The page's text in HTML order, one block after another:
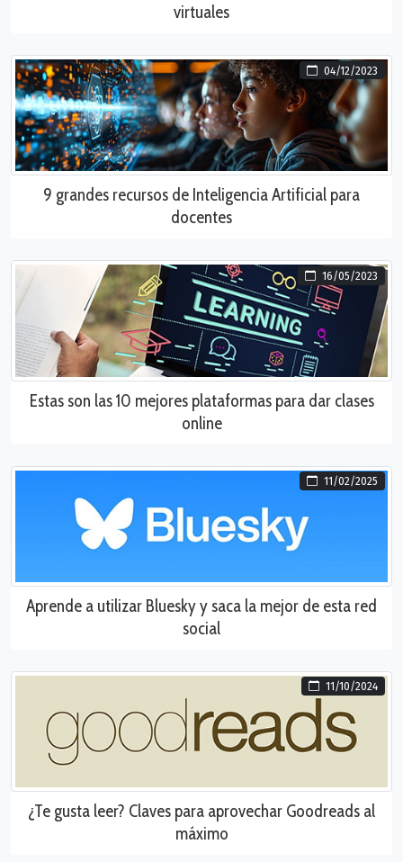
virtuales
04/12/2023
9 grandes recursos de Inteligencia Artificial para
docentes
16/05/2023
Estas son las 10 mejores plataformas para dar clases
online
11/02/2025
Aprende a utilizar Bluesky y saca la mejor de esta red
social
11/10/2024
¿Te gusta leer? Claves para aprovechar Goodreads al
máximo